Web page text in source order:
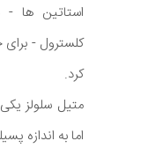
استاتین ها
کلسترول -
کرد.
متیل سلولز
اما به اندازه